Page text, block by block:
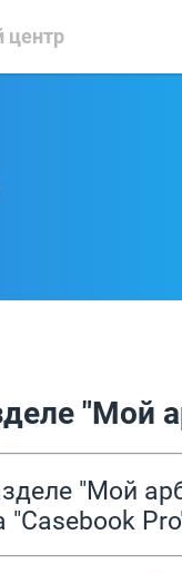
центр
"Мой
"Мой